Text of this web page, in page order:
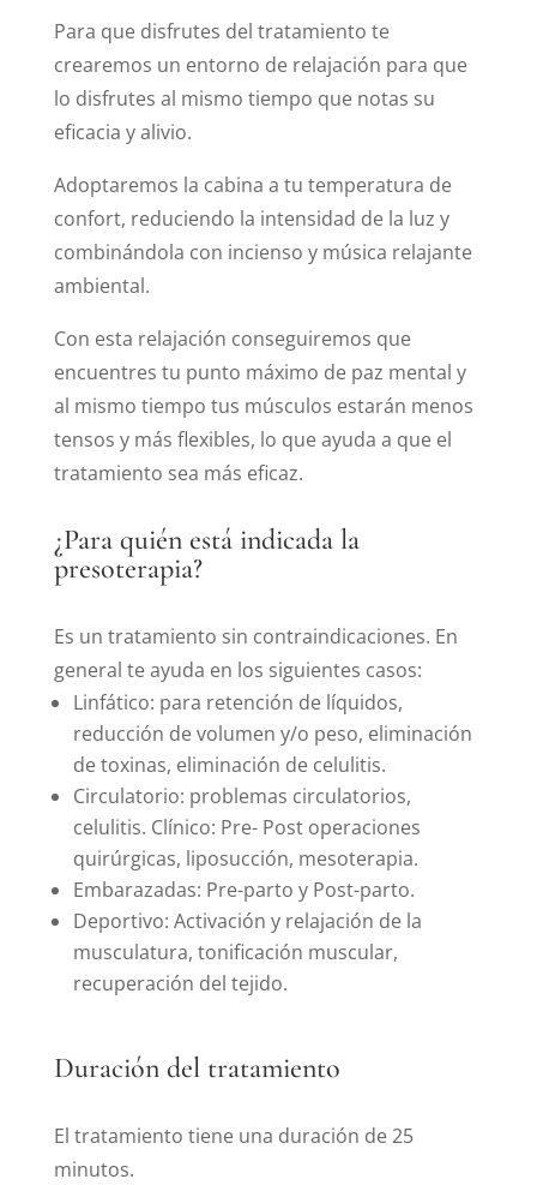
Para que disfrutes del tratamiento te
crearemos un entorno de relajación para que
lo disfrutes al mismo tiempo que notas su
eficacia y alivio.
Adoptaremos la cabina a tu temperatura de
confort, reduciendo la intensidad de la luz y
combinándola con incienso y música relajante
ambiental.
Con esta relajación conseguiremos que
encuentres tu punto máximo de paz mental y
al mismo tiempo tus músculos estarán menos
tensos y más flexibles, lo que ayuda a que el
tratamiento sea más eficaz.
¿Para quién está indicada la
presoterapia?
Es un tratamiento sin contraindicaciones. En
general te ayuda en los siguientes casos:
Linfático: para retención de líquidos,
reducción de volumen y/o peso, eliminación
de toxinas, eliminación de celulitis.
Circulatorio: problemas circulatorios,
celulitis. Clínico: Pre- Post operaciones
quirúrgicas, liposucción, mesoterapia.
Embarazadas: Pre-parto y Post-parto.
Deportivo: Activación y relajación de la
musculatura, tonificación muscular,
recuperación del tejido.
Duración del tratamiento
El tratamiento tiene una duración de 25
minutos.